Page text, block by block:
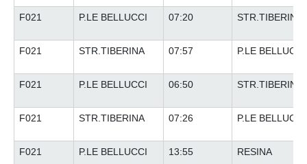
F021 P.LE BELLUCCI 07:20 STR.TIBERINA
F021 STR.TIBERINA 07:57 P.LE BELLUCCI
F021 P.LE BELLUCCI 06:50 STR.TIBERINA
F021 STR.TIBERINA 07:26 P.LE BELLUCCI
F021 P.LE BELLUCCI 13:55 RESINA